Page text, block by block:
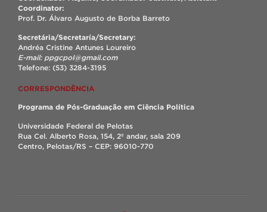
Coordinator:
Prof. Dr. Álvaro Augusto de Borba Barreto
Secretária/Secretaría/Secretary:
Andréa Cristine Antunes Loureiro
E-mail: ppgcpol@gmail.com
Telefone: (53) 3284-3195
CORRESPONDÊNCIA
Programa de Pós-Graduação em Ciência Política
Universidade Federal de Pelotas
Rua Cel. Alberto Rosa, 154, 2º andar, sala 209
Centro, Pelotas/RS – CEP: 96010-770